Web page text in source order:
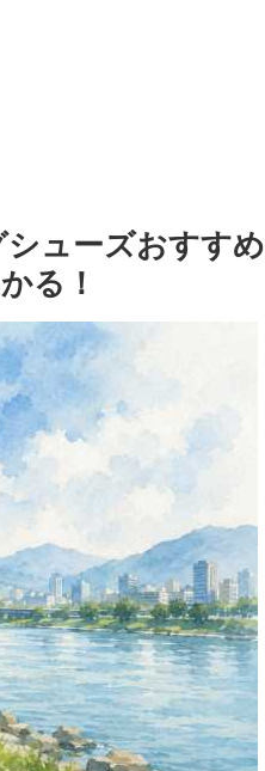
ューズおすすめ
る！